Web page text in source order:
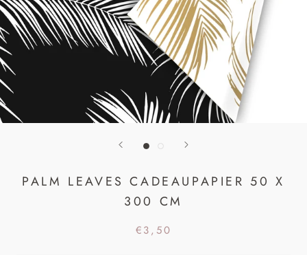
PALM LEAVES CADEAUPAPIER 50 X
300 CM
€3,50